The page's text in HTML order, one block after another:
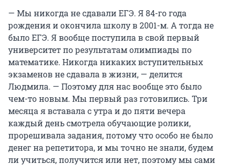
— Мы никогда не сдавали ЕГЭ. Я 84-го года
рождения и окончила школу в 2001-м. А тогда не
было ЕГЭ. Я вообще поступила в свой первый
университет по результатам олимпиады по
математике. Никогда никаких вступительных
экзаменов не сдавала в жизни, — делится
Людмила. — Поэтому для нас вообще это было
чем-то новым. Мы первый раз готовились. Три
месяца я вставала с утра и до пяти вечера
каждый день смотрела обучающие ролики,
прорешивала задания, потому что особо не было
денег на репетитора, и мы точно не знали, будем
ли учиться, получится или нет, поэтому мы сами